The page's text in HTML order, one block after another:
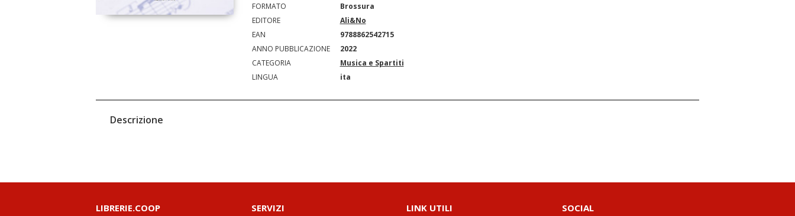
FORMATO
Brossura
EDITORE
Ali&No
EAN
9788862542715
ANNO PUBBLICAZIONE
2022
CATEGORIA
Musica e Spartiti
LINGUA
ita
Descrizione
LIBRERIE.COOP SERVIZI LINK UTILI SOCIAL